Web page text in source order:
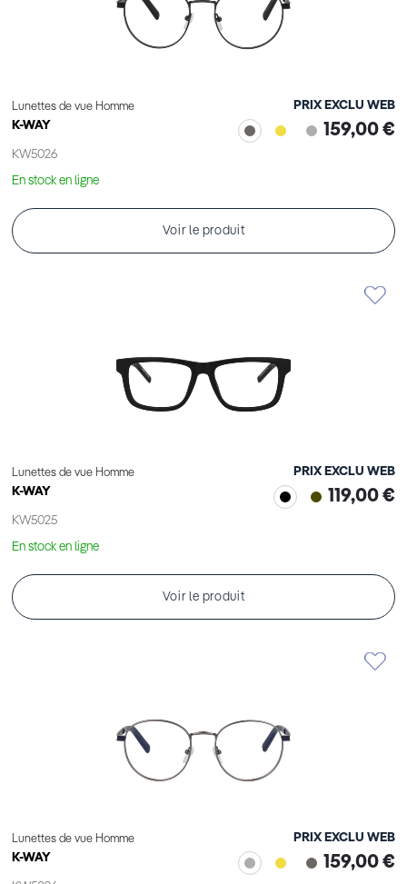
Lunettes de vue Homme
K-WAY
KW5026
PRIX EXCLU WEB
159,00 €
En stock en ligne
Voir le produit
Lunettes de vue Homme
K-WAY
KW5025
PRIX EXCLU WEB
119,00 €
En stock en ligne
Voir le produit
Lunettes de vue Homme
K-WAY
PRIX EXCLU WEB
159,00 €